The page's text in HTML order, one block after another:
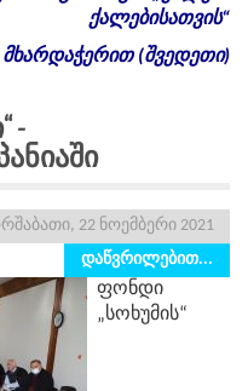
ქალებისათვის“
მხარდაჭერით(შვედეთი)
-
22 ნოემბერი 2021
დაწვრილებით...
ფონდი
„სოხუმის“